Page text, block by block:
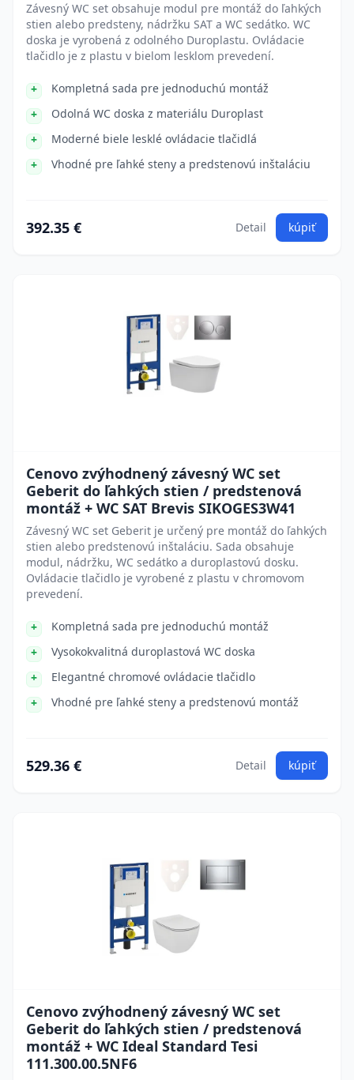
Závesný WC set obsahuje modul pre montáž do ľahkých
stien alebo predsteny, nádržku SAT a WC sedátko. WC
doska je vyrobená z odolného Duroplastu. Ovládacie
tlačidlo je z plastu v bielom lesklom prevedení.
Kompletná sada pre jednoduchú montáž
Odolná WC doska z materiálu Duroplast
Moderné biele lesklé ovládacie tlačidlá
Vhodné pre ľahké steny a predstenovú inštaláciu
392.35 € Detail kúpiť
Cenovo zvýhodnený závesný WC set
Geberit do ľahkých stien / predstenová
montáž + WC SAT Brevis SIKOGES3W41
Závesný WC set Geberit je určený pre montáž do ľahkých
stien alebo predstenovú inštaláciu. Sada obsahuje
modul, nádržku, WC sedátko a duroplastovú dosku.
Ovládacie tlačidlo je vyrobené z plastu v chromovom
prevedení.
Kompletná sada pre jednoduchú montáž
Vysokokvalitná duroplastová WC doska
Elegantné chromové ovládacie tlačidlo
Vhodné pre ľahké steny a predstenovú montáž
529.36 € Detail kúpiť
Cenovo zvýhodnený závesný WC set
Geberit do ľahkých stien / predstenová
montáž + WC Ideal Standard Tesi
111.300.00.5NF6